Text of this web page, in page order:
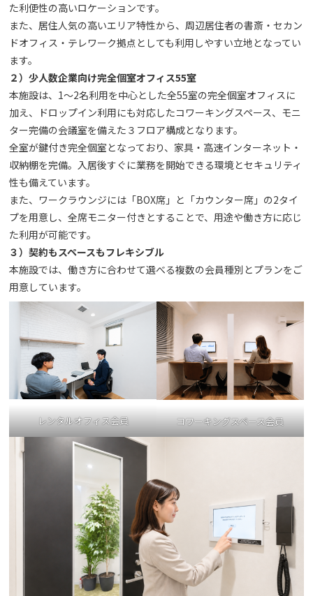
た利便性の高いロケーションです。
また、居住人気の高いエリア特性から、周辺居住者の書斎・セカン
ドオフィス・テレワーク拠点としても利用しやすい立地となってい
ます。
２）少人数企業向け完全個室オフィス55室
本施設は、1〜2名利用を中心とした全55室の完全個室オフィスに
加え、ドロップイン利用にも対応したコワーキングスペース、モニ
ター完備の会議室を備えた３フロア構成となります。
全室が鍵付き完全個室となっており、家具・高速インターネット・
収納棚を完備。入居後すぐに業務を開始できる環境とセキュリティ
性も備えています。
また、ワークラウンジには「BOX席」と「カウンター席」の2タイ
プを用意し、全席モニター付きとすることで、用途や働き方に応じ
た利用が可能です。
３）契約もスペースもフレキシブル
本施設では、働き方に合わせて選べる複数の会員種別とプランをご
用意しています。
レンタルオフィス会員 コワーキングスペース会員